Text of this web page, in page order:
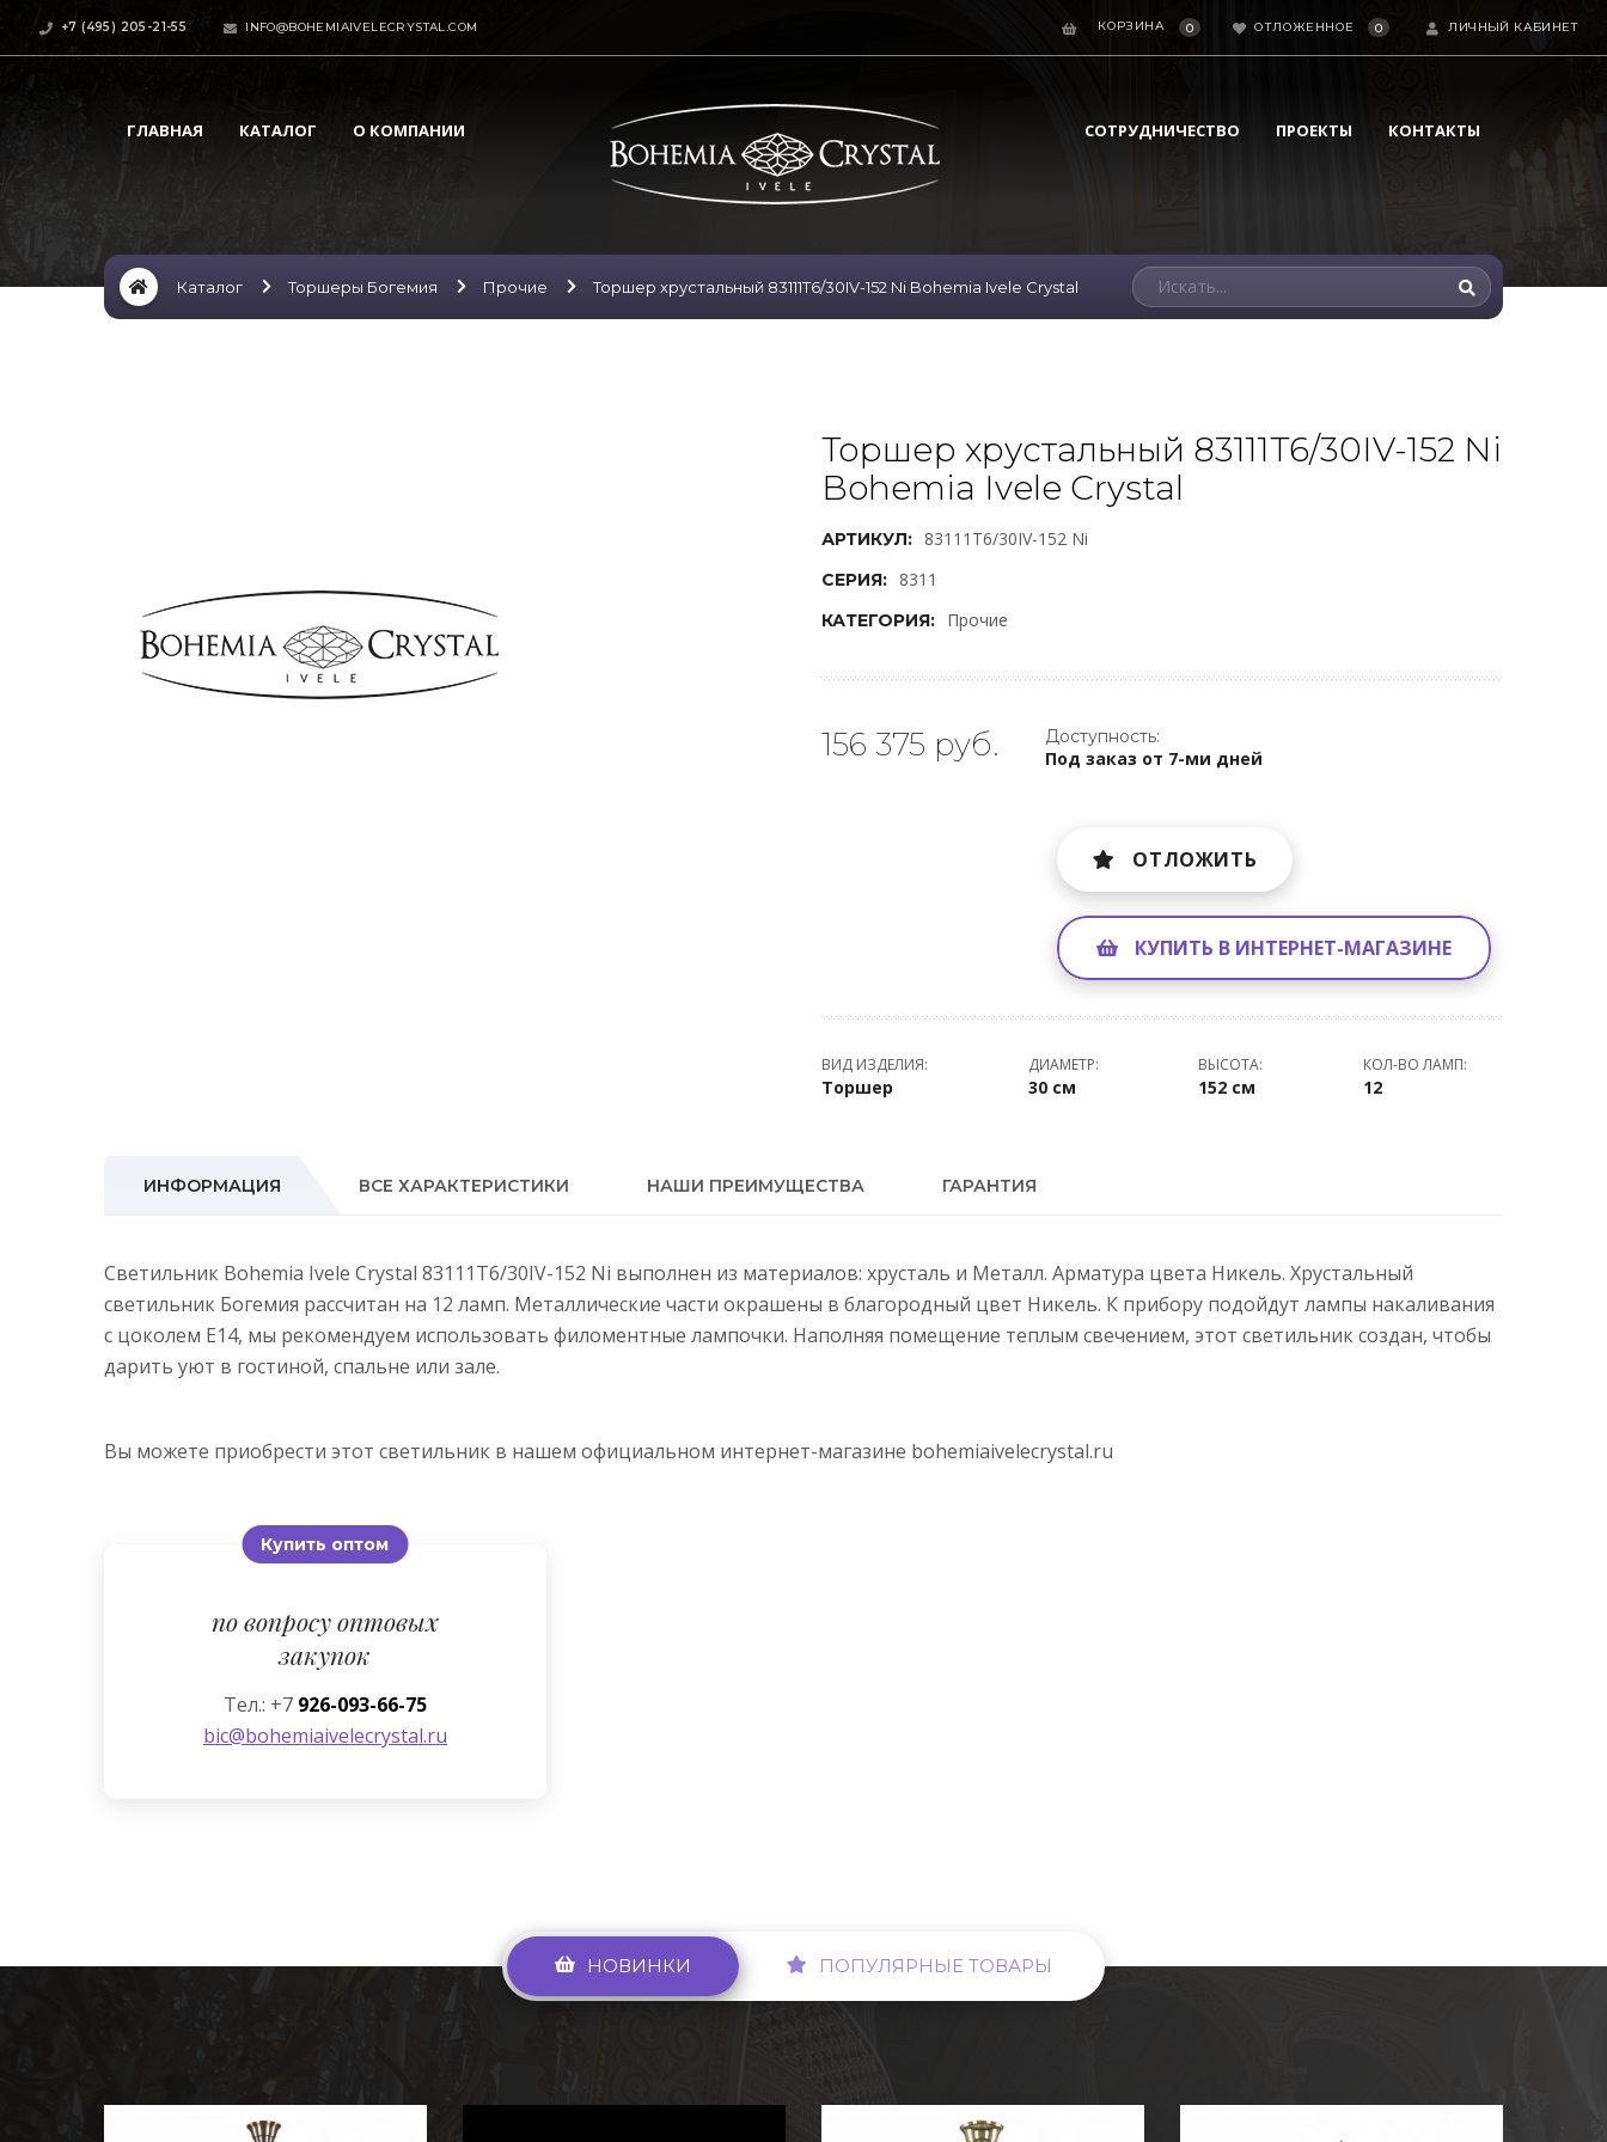
+7 (495) 205-21-55 INFO@BOHEMIAIVELECRYSTAL.COM КОРЗИНА 0 ОТЛОЖЕННОЕ 0 ЛИЧНЫЙ КАБИНЕТ
ГЛАВНАЯ КАТАЛОГ О КОМПАНИИ СОТРУДНИЧЕСТВО ПРОЕКТЫ КОНТАКТЫ
Каталог Торшеры Богемия Прочие Торшер хрустальный 83111T6/30IV-152 Ni Bohemia Ivele Crystal
Торшер хрустальный 83111T6/30IV-152 Ni
Bohemia Ivele Crystal
АРТИКУЛ: 83111T6/30IV-152 Ni
СЕРИЯ: 8311
КАТЕГОРИЯ: Прочие
156 375 руб. Доступность:
Под заказ от 7-ми дней
ОТЛОЖИТЬ
КУПИТЬ В ИНТЕРНЕТ-МАГАЗИНЕ
ВИД ИЗДЕЛИЯ:
Торшер
ДИАМЕТР:
30 см
ВЫСОТА:
152 см
КОЛ-ВО ЛАМП:
12
ИНФОРМАЦИЯ ВСЕ ХАРАКТЕРИСТИКИ НАШИ ПРЕИМУЩЕСТВА ГАРАНТИЯ
Светильник Bohemia Ivele Crystal 83111T6/30IV-152 Ni выполнен из материалов: хрусталь и Металл. Арматура цвета Никель. Хрустальный
светильник Богемия рассчитан на 12 ламп. Металлические части окрашены в благородный цвет Никель. К прибору подойдут лампы накаливания
с цоколем E14, мы рекомендуем использовать филоментные лампочки. Наполняя помещение теплым свечением, этот светильник создан, чтобы
дарить уют в гостиной, спальне или зале.
Вы можете приобрести этот светильник в нашем официальном интернет-магазине bohemiaivelecrystal.ru
Купить оптом
по вопросу оптовых
закупок
Тел.: +7 926-093-66-75
bic@bohemiaivelecrystal.ru
НОВИНКИ ПОПУЛЯРНЫЕ ТОВАРЫ